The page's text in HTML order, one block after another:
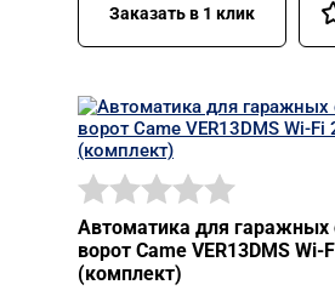
Заказать в 1 клик
Автоматика для гаражных
ворот Came VER13DMS Wi-
(комплект)